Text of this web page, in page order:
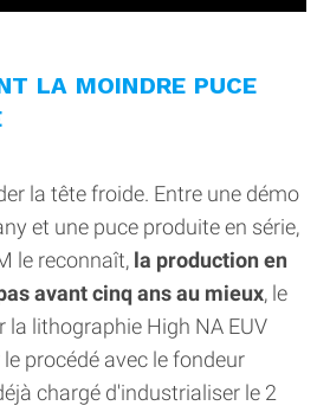
LA MOINDRE PUCE
la tête froide. Entre une démo
et une puce produite en série,
le reconnaît, la production en
avant cinq ans au mieux, le
lithographie High NA EUV
procédé avec le fondeur
chargé d'industrialiser le 2